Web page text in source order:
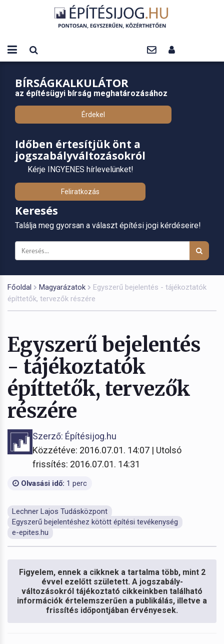
BÍRSÁGKALKULÁTOR
az építésügyi bírság meghatározásához
Érdekel
Időben értesítjük önt a
jogszabályváltozásokról
Kérje INGYENES hírlevelünket!
Feliratkozás
Keresés
Találja meg gyorsan a választ építési jogi kérdéseire!
Főoldal Magyarázatok
Egyszerű bejelentés - tájékoztatók
építtetők, tervezők részére
Egyszerű bejelentés
- tájékoztatók
építtetők, tervezők
részére
Szerző: Építésijog.hu
Közzétéve: 2016.07.01. 14:07 | Utolsó
frissítés: 2016.07.01. 14:31
Olvasási idő: 1 perc
Lechner Lajos Tudásközpont
Egyszerű bejelentéshez kötött építési tevékenység
e-epites.hu
Figyelem, ennek a cikknek a tartalma több, mint 2
évvel ezelőtt született. A jogszabály-
változásokról tájékoztató cikkeinkben található
információk értelemszerűen a publikálás, illetve a
frissítés időpontjában érvényesek.